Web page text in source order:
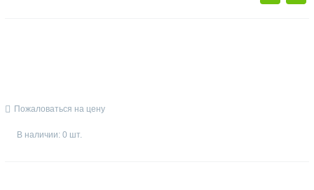
Пожаловаться на цену
В наличии: 0 шт.